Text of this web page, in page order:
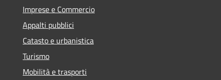
Imprese e Commercio
Appalti pubblici
Catasto e urbanistica
Turismo
Mobilità e trasporti